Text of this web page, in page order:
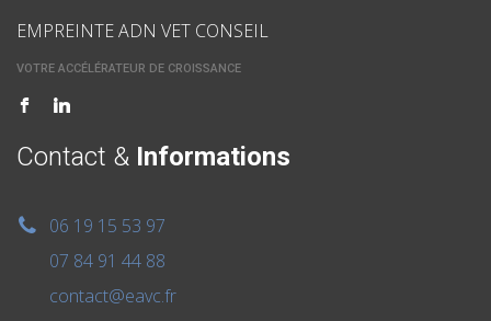
EMPREINTE ADN VET CONSEIL
VOTRE ACCÉLÉRATEUR DE CROISSANCE
Contact & Informations
06 19 15 53 97
07 84 91 44 88
contact@eavc.fr